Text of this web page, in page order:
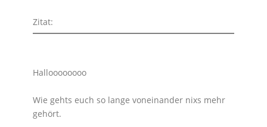
Zitat:
Halloooooooo
Wie gehts euch so lange voneinander nixs mehr
gehört.